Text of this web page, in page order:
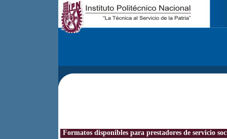
Formatos disponibles para prestadores de servicio